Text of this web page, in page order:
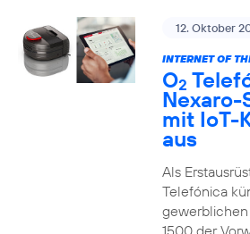
12. Oktober
INTERNET OF
O2
Nexaro-
mit IoT-
aus
Als
Telefónica
1500 der